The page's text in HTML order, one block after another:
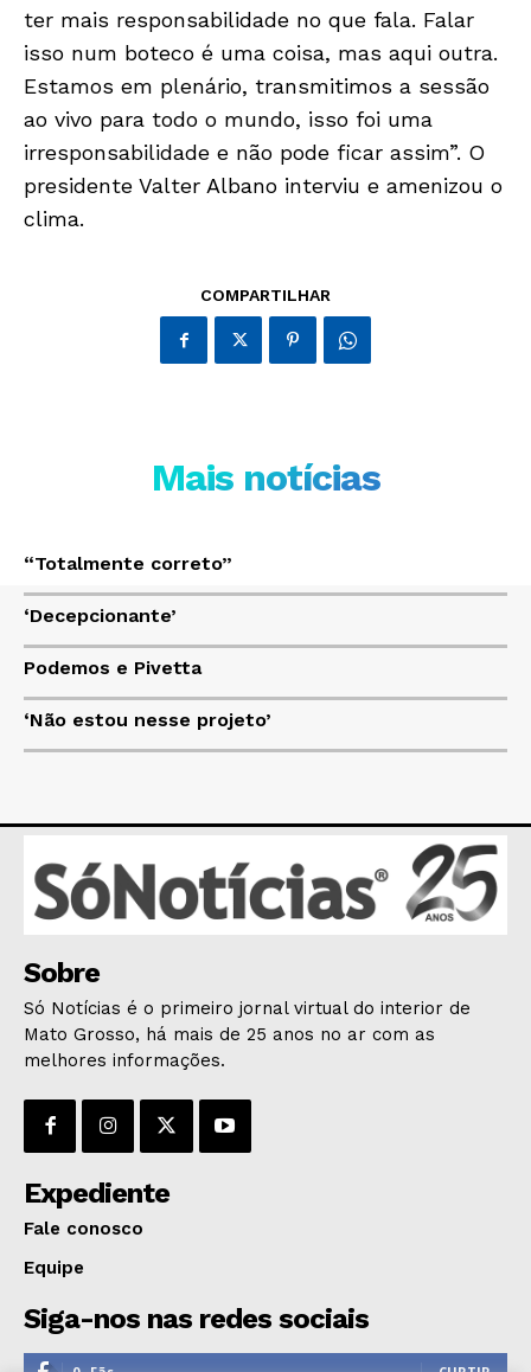
Só Notícias
JUNTE-SE NO WHATSAPP
ESPORTES
ECONOMIA
GERAL
ÚLTIMAS NOTÍCIAS
ter mais responsabilidade no que fala. Falar
isso num boteco é uma coisa, mas aqui outra.
Estamos em plenário, transmitimos a sessão
ao vivo para todo o mundo, isso foi uma
irresponsabilidade e não pode ficar assim”. O
presidente Valter Albano interviu e amenizou o
clima.
COMPARTILHAR
Mais notícias
“Totalmente correto”
‘Decepcionante’
Podemos e Pivetta
‘Não estou nesse projeto’
Sobre
Só Notícias é o primeiro jornal virtual do interior de
Mato Grosso, há mais de 25 anos no ar com as
melhores informações.
Expediente
Fale conosco
Equipe
Siga-nos nas redes sociais